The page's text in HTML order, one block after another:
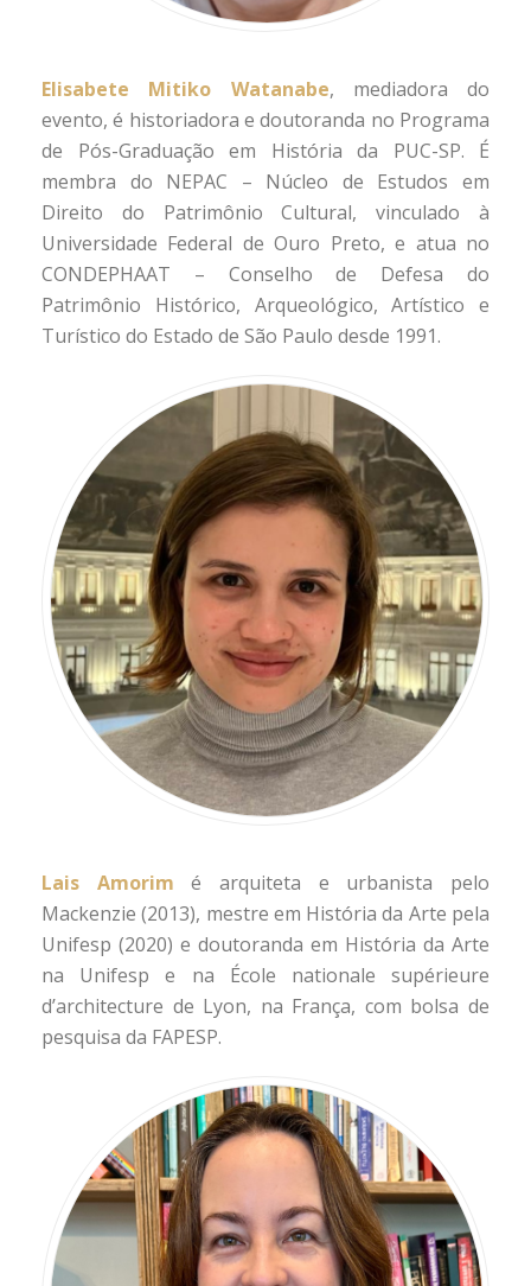
Elisabete Mitiko Watanabe, mediadora do
evento, é historiadora e doutoranda no Programa
de Pós-Graduação em História da PUC-SP. É
membra do NEPAC – Núcleo de Estudos em
Direito do Patrimônio Cultural, vinculado à
Universidade Federal de Ouro Preto, e atua no
CONDEPHAAT – Conselho de Defesa do
Patrimônio Histórico, Arqueológico, Artístico e
Turístico do Estado de São Paulo desde 1991.
Lais Amorim é arquiteta e urbanista pelo
Mackenzie (2013), mestre em História da Arte pela
Unifesp (2020) e doutoranda em História da Arte
na Unifesp e na École nationale supérieure
d’architecture de Lyon, na França, com bolsa de
pesquisa da FAPESP.